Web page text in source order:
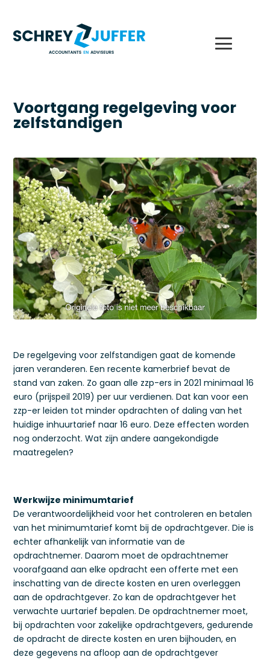
Voortgang regelgeving voor
zelfstandigen
De regelgeving voor zelfstandigen gaat de komende
jaren veranderen. Een recente kamerbrief bevat de
stand van zaken. Zo gaan alle zzp-ers in 2021 minimaal 16
euro (prijspeil 2019) per uur verdienen. Dat kan voor een
zzp-er leiden tot minder opdrachten of daling van het
huidige inhuurtarief naar 16 euro. Deze effecten worden
nog onderzocht. Wat zijn andere aangekondigde
maatregelen?
Werkwijze minimumtarief
De verantwoordelijkheid voor het controleren en betalen
van het minimumtarief komt bij de opdrachtgever. Die is
echter afhankelijk van informatie van de
opdrachtnemer. Daarom moet de opdrachtnemer
voorafgaand aan elke opdracht een offerte met een
inschatting van de directe kosten en uren overleggen
aan de opdrachtgever. Zo kan de opdrachtgever het
verwachte uurtarief bepalen. De opdrachtnemer moet,
bij opdrachten voor zakelijke opdrachtgevers, gedurende
de opdracht de directe kosten en uren bijhouden, en
deze gegevens na afloop aan de opdrachtgever